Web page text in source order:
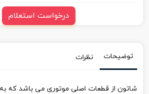
درخواست استعلام
توضیحات نظرات
شاتون از قطعات اصلی موتوری می باشد که